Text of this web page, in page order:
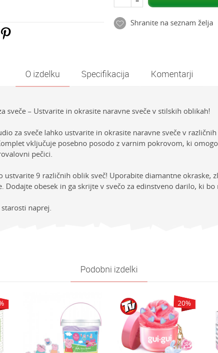
Shranite na seznam želja
O izdelku Specifikacija Komentarji
sveče – Ustvarite in okrasite naravne sveče v stilskih oblikah!
za sveče lahko ustvarite in okrasite naravne sveče v
vključuje posebno posodo z varnim pokrovom, ki
pečici.
ustvarite 9 različnih oblik sveč! Uporabite diamantne okraske,
Dodajte obesek in ga skrijte v svečo za edinstveno darilo, ki
naprej.
je 9 - 4 :
Podobni izdelki
20%